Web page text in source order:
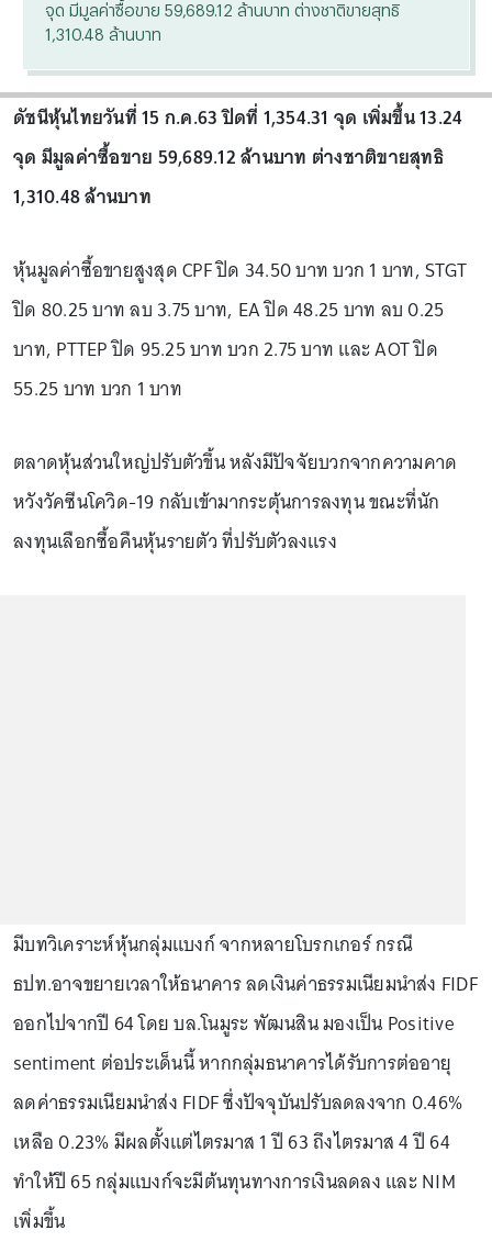
จุด มีมูลค่าซื้อขาย 59,689.12 ล้านบาท ต่างชาติขายสุทธิ
1,310.48 ล้านบาท
ดัชนีหุ้นไทยวันที่ 15 ก.ค.63 ปิดที่ 1,354.31 จุด เพิ่มขึ้น 13.24
จุด มีมูลค่าซื้อขาย 59,689.12 ล้านบาท ต่างชาติขายสุทธิ
1,310.48 ล้านบาท
หุ้นมูลค่าซื้อขายสูงสุด CPF ปิด 34.50 บาท บวก 1 บาท, STGT
ปิด 80.25 บาท ลบ 3.75 บาท, EA ปิด 48.25 บาท ลบ 0.25
บาท, PTTEP ปิด 95.25 บาท บวก 2.75 บาท และ AOT ปิด
55.25 บาท บวก 1 บาท
ตลาดหุ้นส่วนใหญ่ปรับตัวขึ้น หลังมีปัจจัยบวกจากความคาด
หวังวัคซีนโควิด-19 กลับเข้ามากระตุ้นการลงทุน ขณะที่นัก
ลงทุนเลือกซื้อคืนหุ้นรายตัว ที่ปรับตัวลงแรง
มีบทวิเคราะห์หุ้นกลุ่มแบงก์ จากหลายโบรกเกอร์ กรณี
ธปท.อาจขยายเวลาให้ธนาคาร ลดเงินค่าธรรมเนียมนำส่ง FIDF
ออกไปจากปี 64 โดย บล.โนมูระ พัฒนสิน มองเป็น Positive
sentiment ต่อประเด็นนี้ หากกลุ่มธนาคารได้รับการต่ออายุ
ลดค่าธรรมเนียมนำส่ง FIDF ซึ่งปัจจุบันปรับลดลงจาก 0.46%
เหลือ 0.23% มีผลตั้งแต่ไตรมาส 1 ปี 63 ถึงไตรมาส 4 ปี 64
ทำให้ปี 65 กลุ่มแบงก์จะมีต้นทุนทางการเงินลดลง และ NIM
เพิ่มขึ้น